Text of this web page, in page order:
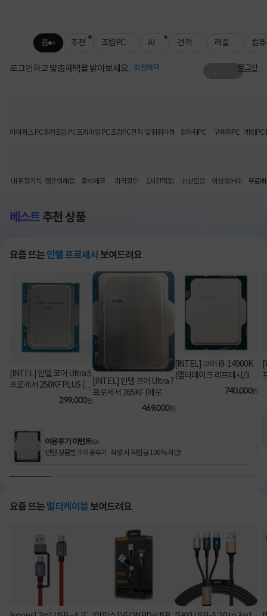
홈 추천 조립PC AI 견적 래플 컴
로그인하고 맞춤혜택을 받아보세요. 회원혜택 로그인
아이웍스 PC추천조립 PC프리미엄 PC조립PC견적 맞춰줘가격 깎아줘PC 구해줘PC 게임PC
내 취향가득 행운의래플 출석체크 파격할인 1시간픽업 신상모음 이상품어때 무료
베스트 추천 상품
요즘 뜨는 인텔 프로세서 보여드려요
[INTEL] 인텔 코어 Ultra 5
프로세서 250KF PLUS (애
로우 레이크/5.3GHz/30M
299,000원
[INTEL] 인텔 코어 Ultra 7
프로세서 265KF (애로우
레이크/3.9GHz/30MB/쿨
469,000원
[INTEL] 코어 i9-14900K
(랩터레이크 리프레시/3.2
GHz/36MB/쿨러 미포함)
740,000원
이용후기 이벤트✏️
인텔 정품벌크 이용후기 작성 시 적립금 100% 지급!
요즘 뜨는 멀티케이블 보여드려요